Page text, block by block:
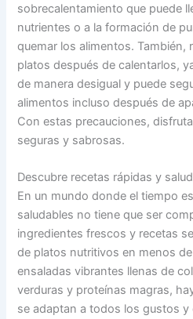
sobrecalentamiento que puede
nutrientes o a la formación de
quemar los alimentos. También,
platos después de calentarlos,
de manera desigual y puede
alimentos incluso después de
Con estas precauciones,
seguras y sabrosas.
Descubre recetas rápidas y
En un mundo donde el tiempo
saludables no tiene que ser
ingredientes frescos y recetas
de platos nutritivos en menos
ensaladas vibrantes llenas de
verduras y proteínas magras,
se adaptan a todos los gustos